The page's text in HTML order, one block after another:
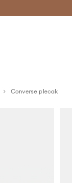
Converse plecak